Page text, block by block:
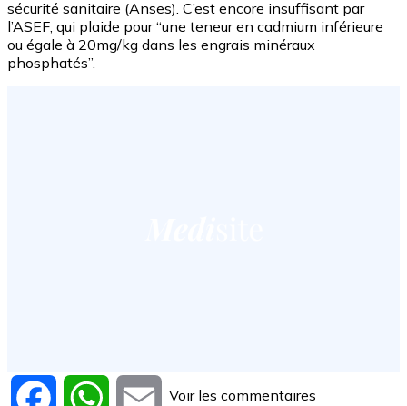
sécurité sanitaire (Anses). C’est encore insuffisant par
l’ASEF, qui plaide pour “une teneur en cadmium inférieure
ou égale à 20mg/kg dans les engrais minéraux
phosphatés”.
Facebook WhatsApp
Email
Voir les commentaires